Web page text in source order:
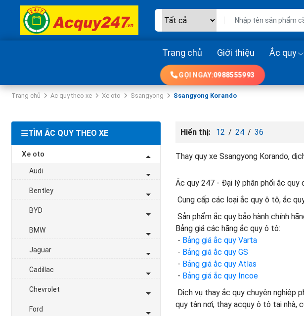
Trang chủ Giới thiệu Ắc quy
GỌI NGAY:0988555993
Trang chủ Ac quy theo xe Xe oto Ssangyong Ssangyong Korando
TÌM ẮC QUY THEO XE
Xe oto
Audi
Bentley
BYD
BMW
Jaguar
Cadillac
Chevrolet
Ford
Hiển thị: 12 / 24 / 36
Thay quy xe Ssangyong Korando,
Ắc quy 247 - Đại lý phân phối ắc quy
Cung cấp các loại ắc quy ô tô, ắc
Sản phẩm ắc quy bảo hành chính
Bảng giá các hãng ắc quy ô tô:
- Bảng giá ắc quy Varta
- Bảng giá ắc quy GS
- Bảng giá ắc quy Atlas
- Bảng giá ắc quy Incoe
Dịch vụ thay ắc quy chuyên nghiệp
quy tận nơi, thay acquy ô tô tại nhà,